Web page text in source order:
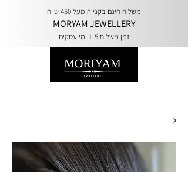
משלוח חינם בקנייה מעל 450 ש"ח
MORYAM JEWELLERY
זמן משלוח 1-5 ימי עסקים